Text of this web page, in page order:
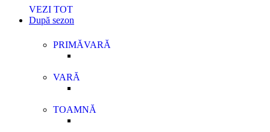
VEZI TOT
După sezon
PRIMĂVARĂ
VARĂ
TOAMNĂ